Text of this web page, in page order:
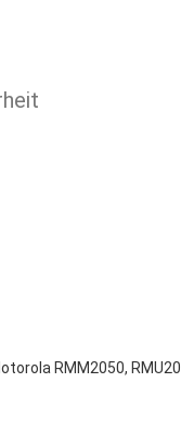
RMM2050,